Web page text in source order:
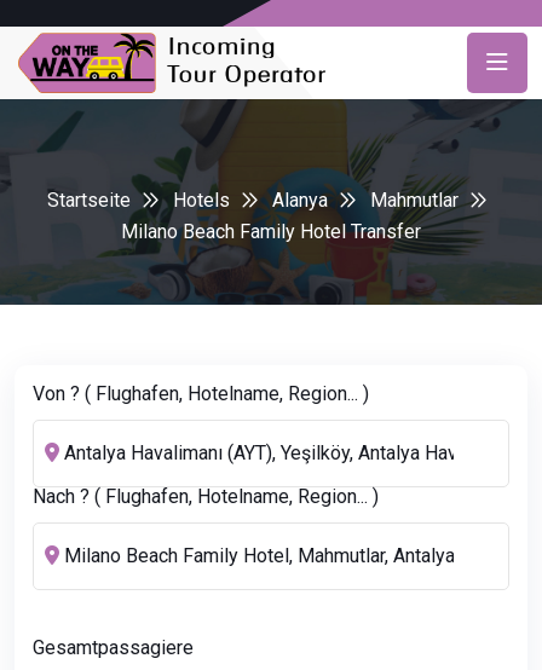
Startseite Hotels Alanya
Mahmutlar
Milano Beach Family Hotel Transfer
Von ? ( Flughafen, Hotelname, Region... )
Nach ? ( Flughafen, Hotelname, Region... )
Gesamtpassagiere